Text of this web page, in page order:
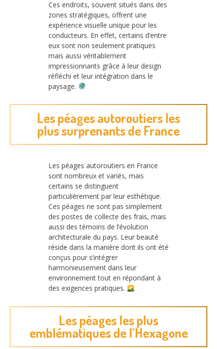
Ces endroits, souvent situés dans des
zones stratégiques, offrent une
expérience visuelle unique pour les
conducteurs. En effet, certains d’entre
eux sont non seulement pratiques
mais aussi véritablement
impressionnants grâce à leur design
réfléchi et leur intégration dans le
paysage.
Les péages autoroutiers les
plus surprenants de France
Les péages autoroutiers en France
sont nombreux et variés, mais
certains se distinguent
particulièrement par leur esthétique.
Ces péages ne sont pas simplement
des postes de collecte des frais, mais
aussi des témoins de l’évolution
architecturale du pays. Leur beauté
réside dans la manière dont ils ont été
conçus pour s’intégrer
harmonieusement dans leur
environnement tout en répondant à
des exigences pratiques.
Les péages les plus
emblématiques de l’Hexagone